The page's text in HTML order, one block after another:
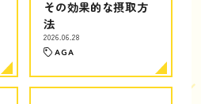
その効果的な摂取方
法
2026.06.28
AGA